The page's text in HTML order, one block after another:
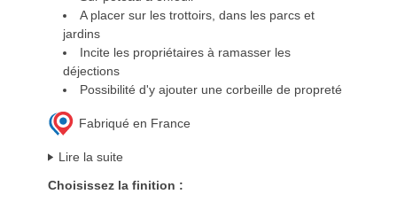
A placer sur les trottoirs, dans les parcs et
jardins
Incite les propriétaires à ramasser les
déjections
Possibilité d'y ajouter une corbeille de propreté
Fabriqué en France
Lire la suite
Choisissez la finition :